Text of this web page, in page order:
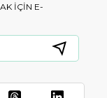
IÇIN E-